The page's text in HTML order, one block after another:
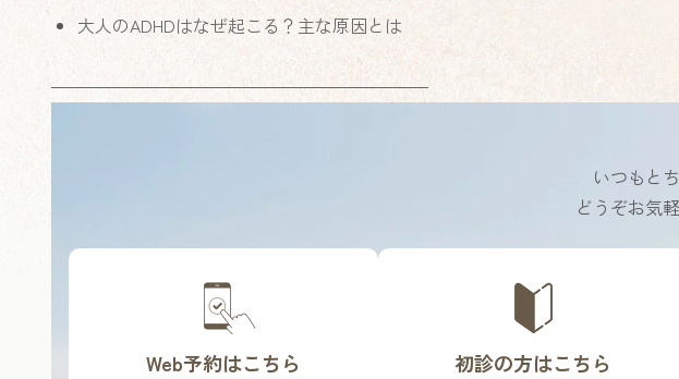
大人のADHDはなぜ起こる？主な原因とは
いつもと
どうぞお気
Web予約はこちら
カ
初診の方はこちら
カ